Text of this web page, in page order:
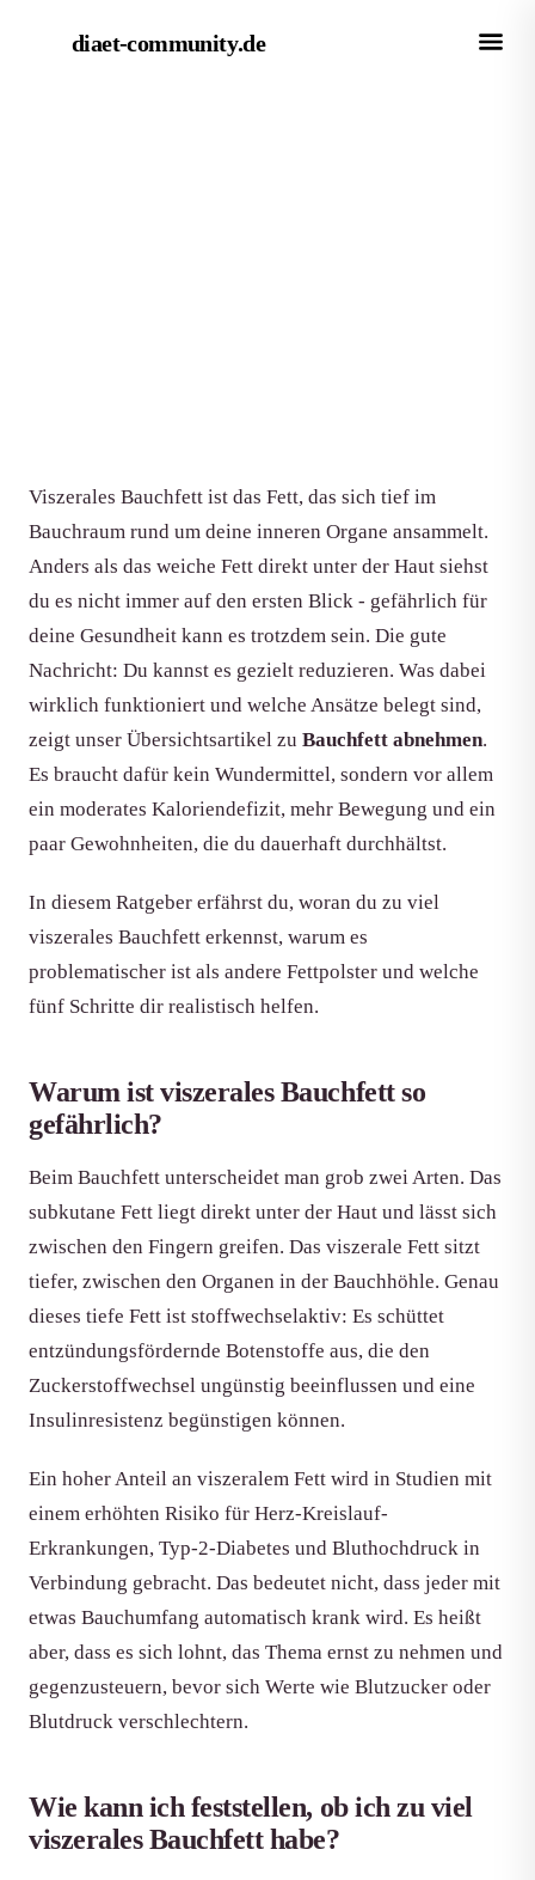
diaet-community.de
Viszerales Bauchfett ist das Fett, das sich tief im
Bauchraum rund um deine inneren Organe ansammelt.
Anders als das weiche Fett direkt unter der Haut siehst
du es nicht immer auf den ersten Blick - gefährlich für
deine Gesundheit kann es trotzdem sein. Die gute
Nachricht: Du kannst es gezielt reduzieren. Was dabei
wirklich funktioniert und welche Ansätze belegt sind,
zeigt unser Übersichtsartikel zu Bauchfett abnehmen.
Es braucht dafür kein Wundermittel, sondern vor allem
ein moderates Kaloriendefizit, mehr Bewegung und ein
paar Gewohnheiten, die du dauerhaft durchhältst.
In diesem Ratgeber erfährst du, woran du zu viel
viszerales Bauchfett erkennst, warum es
problematischer ist als andere Fettpolster und welche
fünf Schritte dir realistisch helfen.
Warum ist viszerales Bauchfett so
gefährlich?
Beim Bauchfett unterscheidet man grob zwei Arten. Das
subkutane Fett liegt direkt unter der Haut und lässt sich
zwischen den Fingern greifen. Das viszerale Fett sitzt
tiefer, zwischen den Organen in der Bauchhöhle. Genau
dieses tiefe Fett ist stoffwechselaktiv: Es schüttet
entzündungsfördernde Botenstoffe aus, die den
Zuckerstoffwechsel ungünstig beeinflussen und eine
Insulinresistenz begünstigen können.
Ein hoher Anteil an viszeralem Fett wird in Studien mit
einem erhöhten Risiko für Herz-Kreislauf-
Erkrankungen, Typ-2-Diabetes und Bluthochdruck in
Verbindung gebracht. Das bedeutet nicht, dass jeder mit
etwas Bauchumfang automatisch krank wird. Es heißt
aber, dass es sich lohnt, das Thema ernst zu nehmen und
gegenzusteuern, bevor sich Werte wie Blutzucker oder
Blutdruck verschlechtern.
Wie kann ich feststellen, ob ich zu viel
viszerales Bauchfett habe?